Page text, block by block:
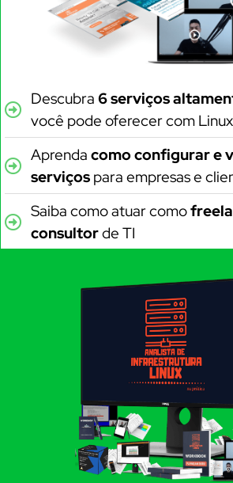
Descubra 6 serviços
você pode oferecer com Linux
Aprenda como configurar e
serviçospara empresas e
Saiba como atuar como
consultorde TI